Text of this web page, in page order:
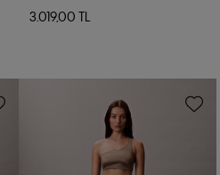
3.019,00 TL